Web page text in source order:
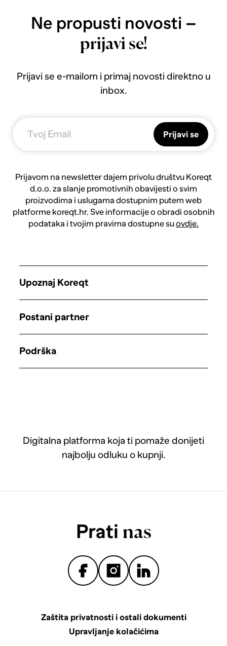
Ne propusti novosti –
prijavi se!
Prijavi se e-mailom i primaj novosti direktno u
inbox.
Prijavi se
Prijavom na newsletter dajem privolu društvu Koreqt
d.o.o. za slanje promotivnih obavijesti o svim
proizvodima i uslugama dostupnim putem web
platforme koreqt.hr. Sve informacije o obradi osobnih
podataka i tvojim pravima dostupne suovdje.
Digitalna platforma koja ti pomaže donijeti
najbolju odluku o kupnji.
Upoznaj Koreqt
Postani partner
Podrška
Prati nas
Zaštita privatnosti i ostali dokumenti
Upravljanje kolačićima